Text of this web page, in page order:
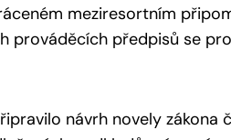
meziresortním
prováděcích předpisů se
návrh novely zákona